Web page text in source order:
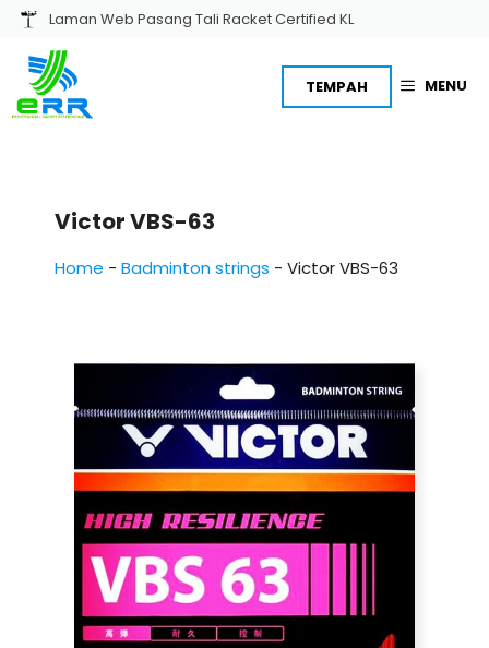
Skip
content
Laman Web Pasang Tali Racket Certified KL
MENU
TEMPAH
Victor VBS-63
Home - Badminton strings - Victor VBS-63